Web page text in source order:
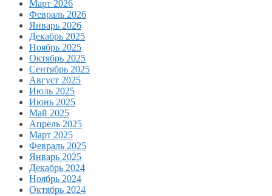
Март 2026
Февраль 2026
Январь 2026
Декабрь 2025
Ноябрь 2025
Октябрь 2025
Сентябрь 2025
Август 2025
Июль 2025
Июнь 2025
Май 2025
Апрель 2025
Март 2025
Февраль 2025
Январь 2025
Декабрь 2024
Ноябрь 2024
Октябрь 2024